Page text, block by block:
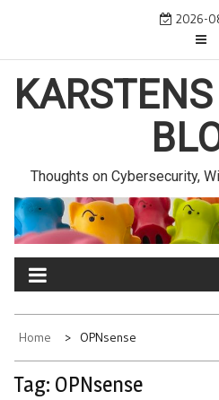
2026-
Thoughts on Cybersecurity,
Home OPNsense
Tag: OPNsense